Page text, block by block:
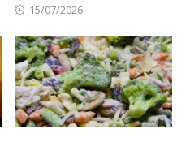
Posted
15/07/2026